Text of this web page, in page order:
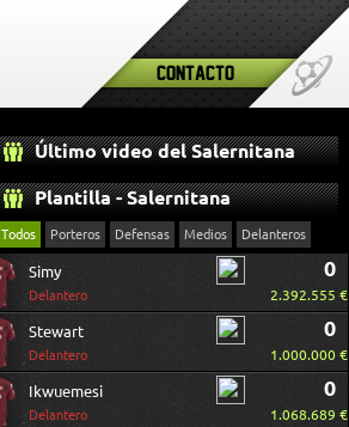
Contacto
Último video del Salernitana
Plantilla - Salernitana
Todos Porteros Defensas Medios Delanteros
Simy
Delantero
0
2.392.555 €
Stewart
Delantero
0
1.000.000 €
Ikwuemesi
Delantero
0
1.068.689 €